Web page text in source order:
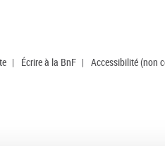
| Écrire à la BnF | Accessibilité (non